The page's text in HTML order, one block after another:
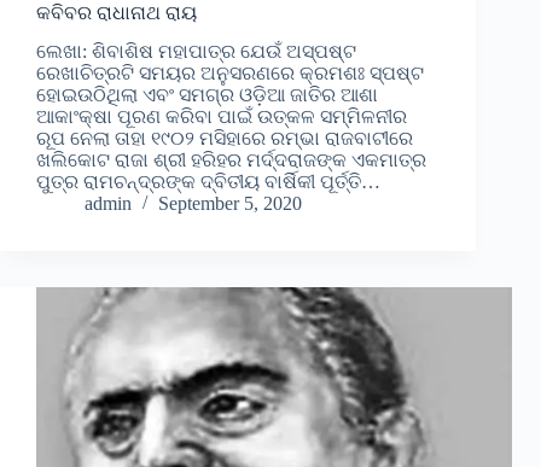
କବିବର ରାଧାନାଥ ରାୟ
ଲେଖା: ଶିବାଶିଷ ମହାପାତ୍ର ଯେଉଁ ଅସ୍ପଷ୍ଟ
ରେଖାଚିତ୍ରଟି ସମୟର ଅନୁସରଣରେ କ୍ରମଶଃ ସ୍ପଷ୍ଟ
ହୋଇଉଠିଥିଲା ଏବଂ ସମଗ୍ର ଓଡ଼ିଆ ଜାତିର ଆଶା
ଆକାଂକ୍ଷା ପୂରଣ କରିବା ପାଇଁ ଉତ୍କଳ ସମ୍ମିଳନୀର
ରୂପ ନେଲା ତାହା ୧୯୦୨ ମସିହାରେ ରମ୍ଭା ରାଜବାଟୀରେ
ଖଲିକୋଟ ରାଜା ଶ୍ରୀ ହରିହର ମର୍ଦ୍ଦରାଜଙ୍କ ଏକମାତ୍ର
ପୁତ୍ର ରାମଚନ୍ଦ୍ରଙ୍କ ଦ୍ବିତୀୟ ବାର୍ଷିକୀ ପୂର୍ତ୍ତି…
admin
September 5, 2020